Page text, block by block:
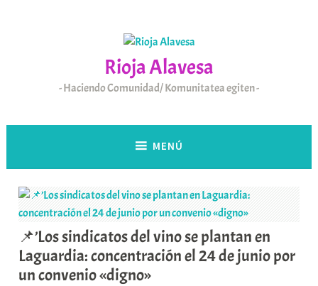
Rioja Alavesa
Haciendo Comunidad/ Komunitatea egiten
MENÚ
📌’Los sindicatos del vino se plantan en
Laguardia: concentración el 24 de junio por
un convenio «digno»